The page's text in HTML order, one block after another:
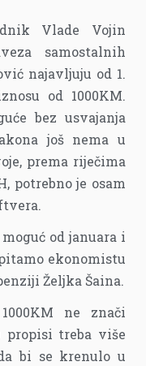
Vlade Vojin
samostalnih
najavljuju od 1.
od 1000KM.
bez usvajanja
još nema u
prema riječima
potrebno je osam
od januara i
ekonomistu
Željka Šaina.
ne znači
propisi treba više
bi se krenulo u